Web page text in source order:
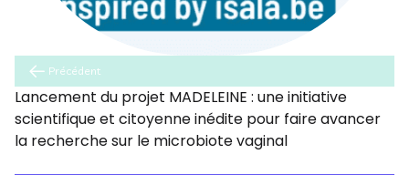
Précédent
Lancement du projet MADELEINE : une initiative
scientifique et citoyenne inédite pour faire avancer
la recherche sur le microbiote vaginal